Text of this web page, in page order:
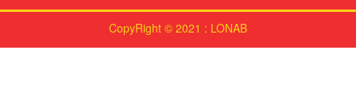
CopyRight © 2021 : LONAB